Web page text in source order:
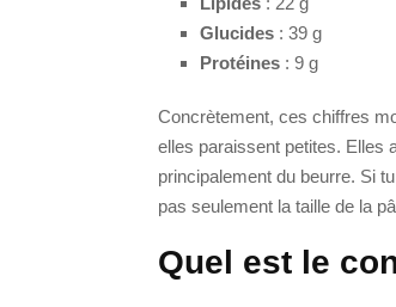
Glucides : 39 g
Protéines : 9 g
Concrètement, ces chiffres
elles paraissent petites. Elles
principalement du beurre. Si
pas seulement la taille de la
Quel est le